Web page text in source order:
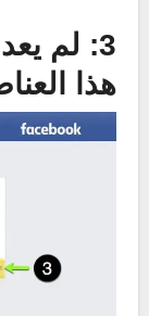
3: لم
هذا